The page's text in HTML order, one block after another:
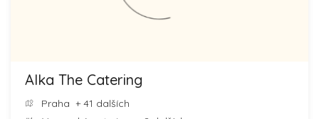
Alka The Catering
Praha + 41 dalších